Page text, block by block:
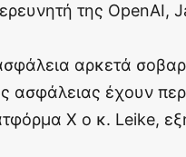
της OpenAI,
αρκετά
ασφάλειας έχουν
X ο κ. Leike,